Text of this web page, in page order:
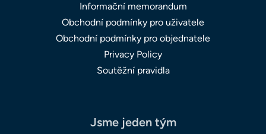
Informační memorandum
Obchodní podmínky pro uživatele
Obchodní podmínky pro objednatele
Privacy Policy
Soutěžní pravidla
Jsme jeden tým